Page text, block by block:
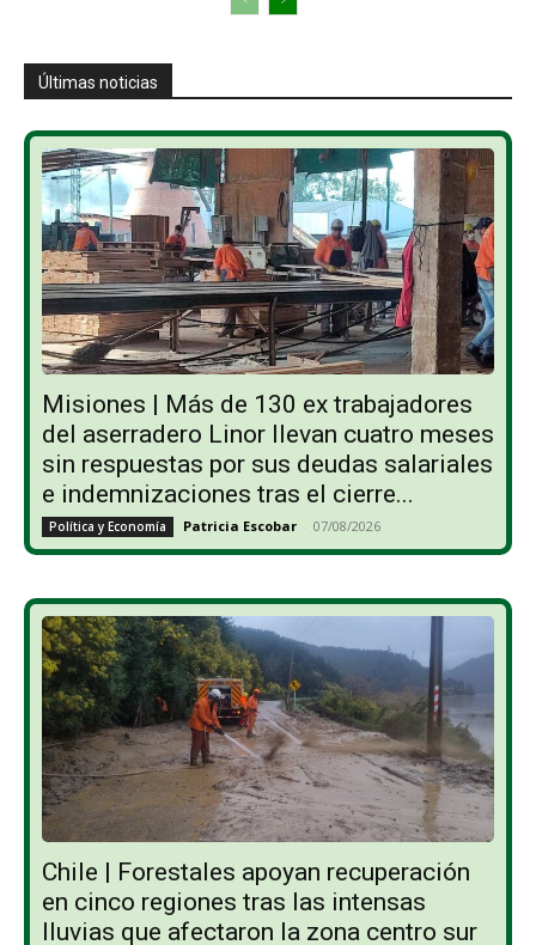
Últimas noticias
Misiones | Más de 130 ex trabajadores
del aserradero Linor llevan cuatro meses
sin respuestas por sus deudas salariales
e indemnizaciones tras el cierre...
Política y Economía Patricia Escobar - 07/08/2026
Chile | Forestales apoyan recuperación
en cinco regiones tras las intensas
lluvias que afectaron la zona centro sur